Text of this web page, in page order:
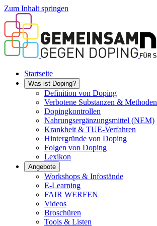
Zum Inhalt springen
Startseite
Was ist Doping?
Definition von Doping
Verbotene Substanzen & Methoden
Dopingkontrollen
Nahrungsergänzungsmittel (NEM)
Krankheit & TUE-Verfahren
Hintergründe von Doping
Folgen von Doping
Lexikon
Angebote
Workshops & Infostände
E-Learning
FAIR WERFEN
Videos
Broschüren
Tools & Listen